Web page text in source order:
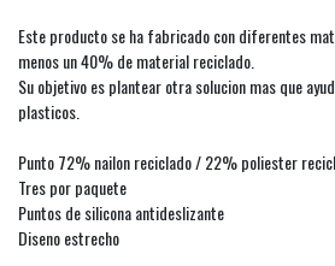
Este producto se ha fabricado con diferentes
menos un 40% de material reciclado.
Su objetivo es plantear otra solucion mas que
plasticos.
Punto 72% nailon reciclado / 22% poliester
Tres por paquete
Puntos de silicona antideslizante
Diseno estrecho